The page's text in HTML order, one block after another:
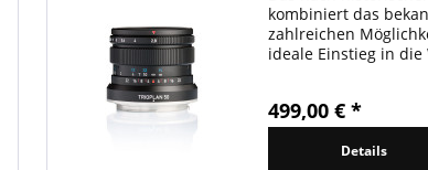
kombiniert das
zahlreichen
ideale Einstieg in
499,00 € *
Details